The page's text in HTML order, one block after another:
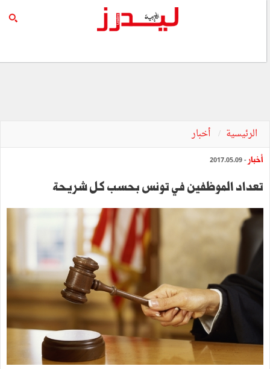
الرئيسية أخبار
أخبار- 2017.05.09
تعداد الموظفين في تونس بحسب كل شريحة